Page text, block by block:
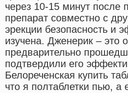
через 10-15 минут после
препарат совместно с
эрекции безопасность и
изучена. Дженерик – это
предварительно
подтвердили его
Белореченская купить
что я полтаблетки пью,